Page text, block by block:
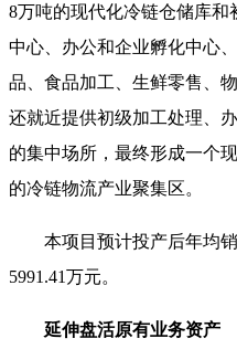
8万吨的现代化冷链仓储库
中心、办公和企业孵化中心
品 、食品加工、生鲜零售、
还就近提供初级加工处理、
的集中场所，最终形成一个
的冷链物流产业聚集区。
本项目预计投产后年均
5991.41万元。
延伸盘活原有业务资产